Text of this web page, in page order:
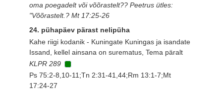
oma poegadelt või võõrastelt?? Peetrus ütles:
"Võõrastelt.? Mt 17:25-26
24. pühapäev pärast nelipüha
Kahe riigi kodanik - Kuningate Kuningas ja isandate
Issand, kellel ainsana on surematus, Tema päralt
KLPR 289
Ps 75:2-8,10-11;Tn 2:31-41,44;Rm 13:1-7;Mt
17:24-27